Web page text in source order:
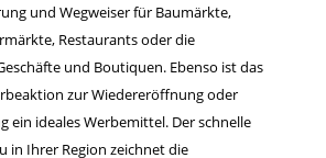
und Wegweiser für Baumärkte,
Restaurants oder die
und Boutiquen. Ebenso ist das
zur Wiedereröffnung oder
ein ideales Werbemittel. Der schnelle
in Ihrer Region zeichnet die